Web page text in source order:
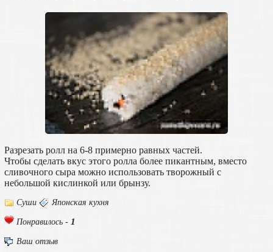
Разрезать ролл на 6-8 примерно равных частей.
Чтобы сделать вкус этого ролла более пикантным, вместо
сливочного сыра можно использовать творожный с
небольшой кислинкой или брынзу.
Суши Японская кухня
Понравилось -1
Ваш отзыв